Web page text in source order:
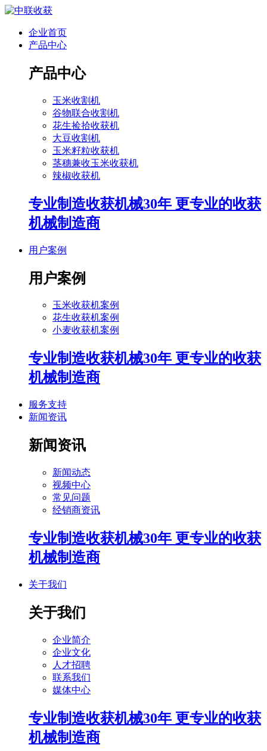
企业首页
产品中心
产品中心
玉米收割机
谷物联合收割机
花生捡拾收获机
大豆收割机
玉米籽粒收获机
茎穗兼收玉米收获机
辣椒收获机
专业制造收获机械30年 更专业的收获
机械制造商
用户案例
用户案例
玉米收获机案例
花生收获机案例
小麦收获机案例
专业制造收获机械30年 更专业的收获
机械制造商
服务支持
新闻资讯
新闻资讯
新闻动态
视频中心
常见问题
经销商资讯
专业制造收获机械30年 更专业的收获
机械制造商
关于我们
关于我们
企业简介
企业文化
人才招聘
联系我们
媒体中心
专业制造收获机械30年 更专业的收获
机械制造商